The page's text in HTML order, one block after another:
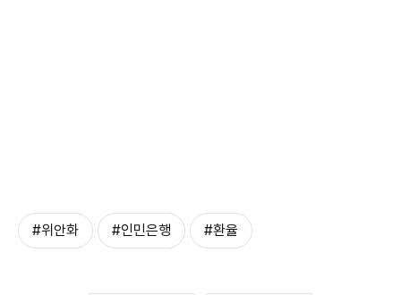
#위안화 #인민은행 #환율